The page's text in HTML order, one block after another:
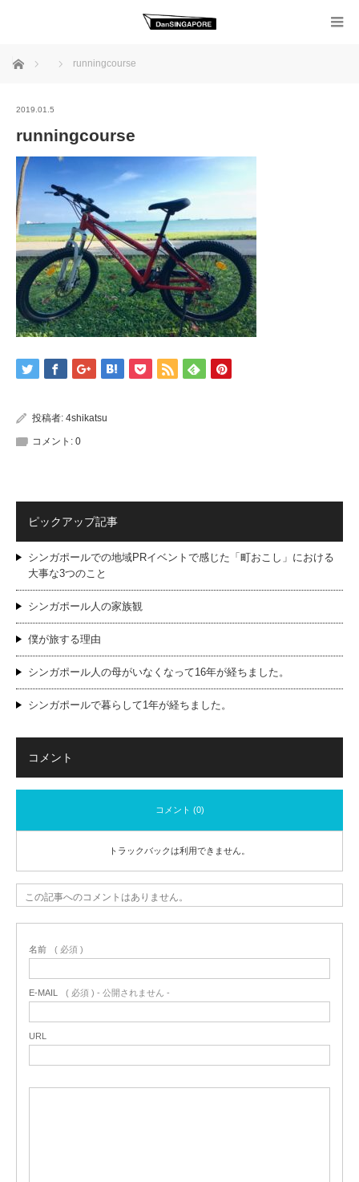
ホーム runningcourse
2019.01.5
runningcourse
投稿者: 4shikatsu
コメント: 0
ピックアップ記事
シンガポールでの地域PRイベントで感じた「町おこし」における
大事な3つのこと
シンガポール人の家族観
僕が旅する理由
シンガポール人の母がいなくなって16年が経ちました。
シンガポールで暮らして1年が経ちました。
コメント
コメント (0)
トラックバックは利用できません。
この記事へのコメントはありません。
名前 ( 必須 )
E-MAIL ( 必須 ) - 公開されません -
URL